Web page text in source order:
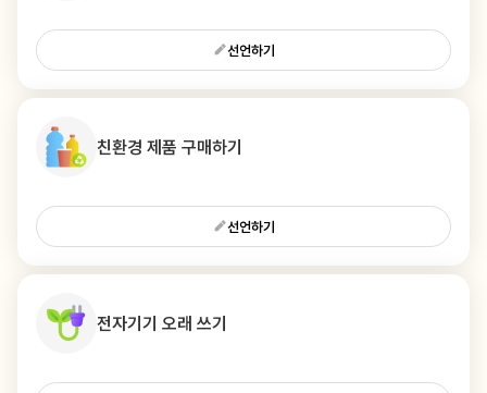
선언하기
친환경 제품 구매하기
선언하기
전자기기 오래 쓰기